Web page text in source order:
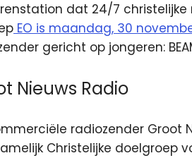
dat 24/7 christelijke
EO is maandag, 30
gericht op jongeren:
Nieuws Radio
radiozender Groot
Christelijke doelgroep